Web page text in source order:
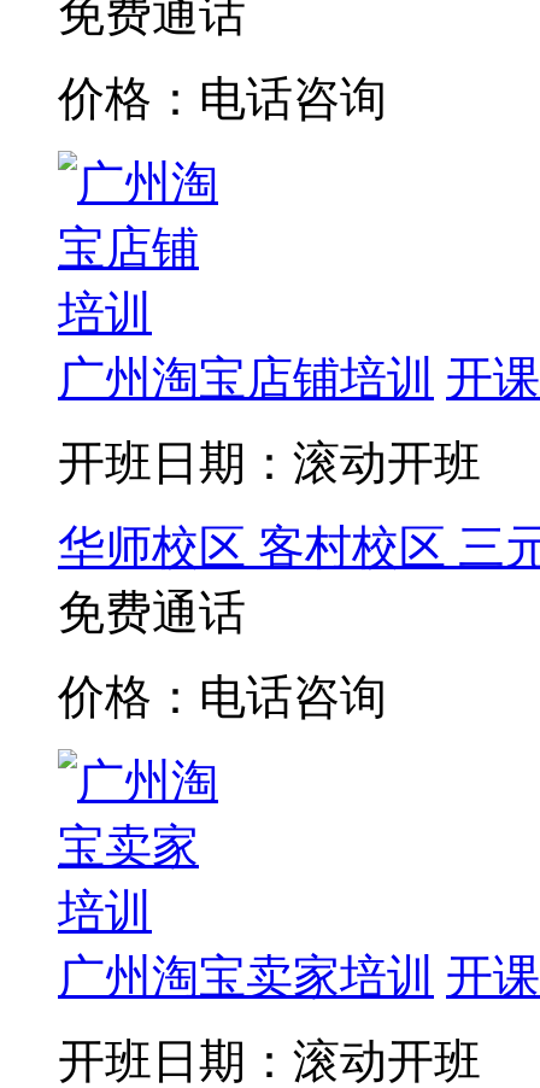
免费通话
价格：电话咨询
广州淘宝店铺培训 开
开班日期：滚动开班
华师校区 客村校区 三
免费通话
价格：电话咨询
广州淘宝卖家培训 开
开班日期：滚动开班